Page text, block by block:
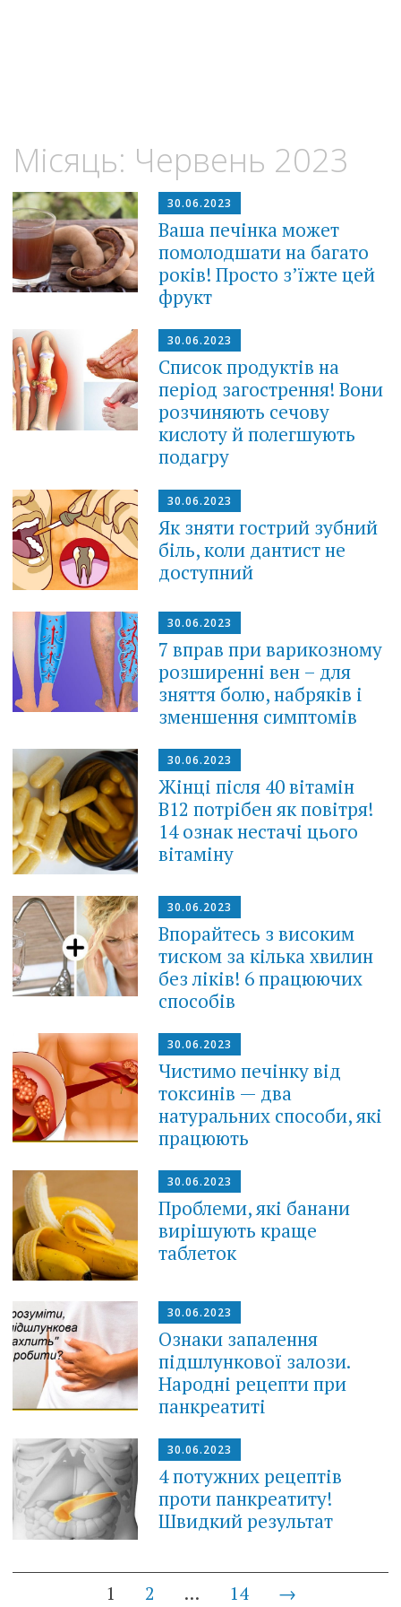
Місяць: Червень 2023
30.06.2023
Ваша печінка может
помолодшати на багато
років! Просто з’їжте цей
фрукт
30.06.2023
Список продуктів на
період загострення! Вони
розчиняють сечову
кислоту й полегшують
подагру
30.06.2023
Як зняти гострий зубний
біль, коли дантист не
доступний
30.06.2023
7 вправ при варикозному
розширенні вен – для
зняття болю, набряків і
зменшення симптомів
30.06.2023
Жінці після 40 вітамін
В12 потрібен як повітря!
14 ознак нестачі цього
вітаміну
30.06.2023
Впорайтесь з високим
тиском за кілька хвилин
без ліків! 6 працюючих
способів
30.06.2023
Чистимо печінку від
токсинів — два
натуральних способи, які
працюють
30.06.2023
Проблеми, які банани
вирішують краще
таблеток
30.06.2023
Ознаки запалення
підшлункової залози.
Народні рецепти при
панкреатиті
30.06.2023
4 потужних рецептів
проти панкреатиту!
Швидкий результат
1 2 … 14 →